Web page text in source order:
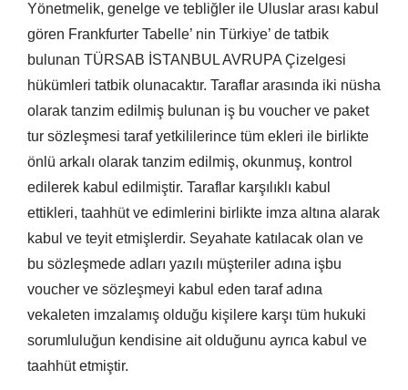
Yönetmelik, genelge ve tebliğler ile Uluslar arası kabul
gören Frankfurter Tabelle’ nin Türkiye’ de tatbik
bulunan TÜRSAB İSTANBUL AVRUPA Çizelgesi
hükümleri tatbik olunacaktır. Taraflar arasında iki nüsha
olarak tanzim edilmiş bulunan iş bu voucher ve paket
tur sözleşmesi taraf yetkililerince tüm ekleri ile birlikte
önlü arkalı olarak tanzim edilmiş, okunmuş, kontrol
edilerek kabul edilmiştir. Taraflar karşılıklı kabul
ettikleri, taahhüt ve edimlerini birlikte imza altına alarak
kabul ve teyit etmişlerdir. Seyahate katılacak olan ve
bu sözleşmede adları yazılı müşteriler adına işbu
voucher ve sözleşmeyi kabul eden taraf adına
vekaleten imzalamış olduğu kişilere karşı tüm hukuki
sorumluluğun kendisine ait olduğunu ayrıca kabul ve
taahhüt etmiştir.